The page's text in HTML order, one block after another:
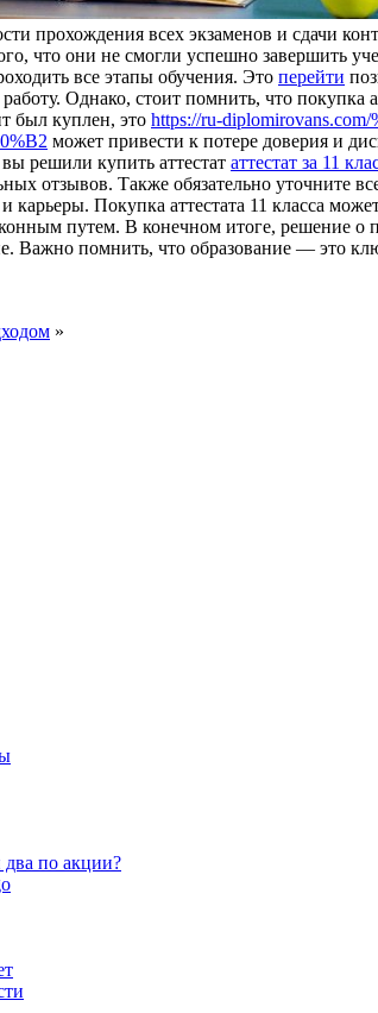
прохождения всех экзаменов и сдачи
что они не смогли успешно завершить
все этапы обучения. Это перейти
Однако, стоит помнить, что покупка
был куплен, это https://ru-
может привести к потере доверия и
решили купить аттестат аттестат за 11
отзывов. Также обязательно уточните
Покупка аттестата 11 класса
путем. В конечном итоге, решение о
Важно помнить, что образование — это
»
по акции?